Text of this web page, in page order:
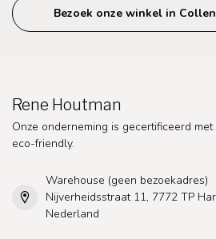
Bezoek onze winkel in
Rene Houtman
Onze onderneming is gecertificeerd
eco-friendly.
Warehouse (geen bezoekadres)
Nijverheidsstraat 11, 7772 TP
Nederland